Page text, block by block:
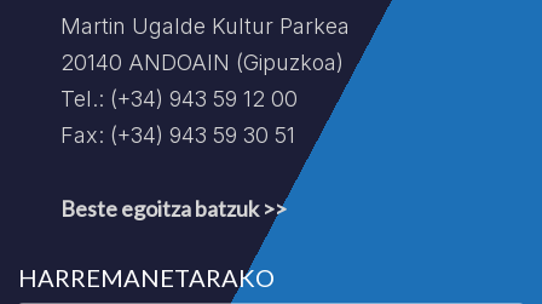
Martin Ugalde Kultur Parkea
20140 ANDOAIN (Gipuzkoa)
Tel.: (+34) 943 59 12 00
Fax: (+34) 943 59 30 51
Beste egoitza batzuk >>
HARREMANETARAKO